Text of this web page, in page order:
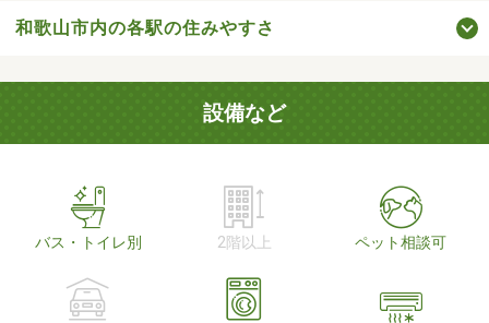
和歌山市内の各駅の住みやすさ
設備など
バス・トイレ別 2階以上 ペット相談可